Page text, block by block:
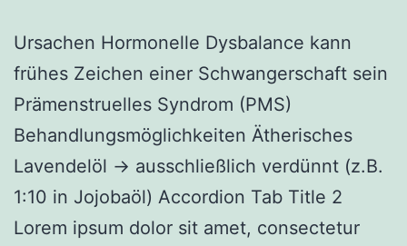
Ursachen Hormonelle Dysbalance kann
frühes Zeichen einer Schwangerschaft sein
Prämenstruelles Syndrom (PMS)
Behandlungsmöglichkeiten Ätherisches
Lavendelöl → ausschließlich verdünnt (z.B.
1:10 in Jojobaöl) Accordion Tab Title 2
Lorem ipsum dolor sit amet, consectetur